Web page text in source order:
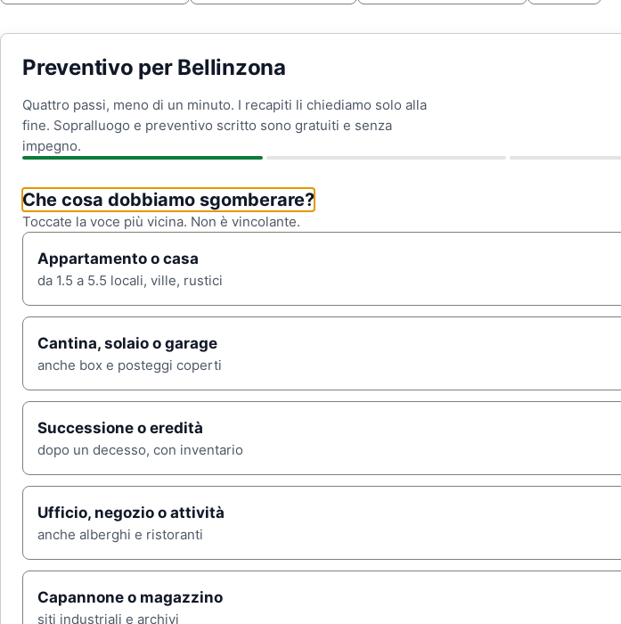
Preventivo per Bellinzona
Quattro passi, meno di un minuto. I recapiti li chiediamo solo alla
fine. Sopralluogo e preventivo scritto sono gratuiti e senza
impegno.
Che cosa dobbiamo sgomberare?
Toccate la voce più vicina. Non è vincolante.
Appartamento o casa
da 1.5 a 5.5 locali, ville, rustici
Cantina, solaio o garage
anche box e posteggi coperti
Successione o eredità
dopo un decesso, con inventario
Ufficio, negozio o attività
anche alberghi e ristoranti
Capannone o magazzino
siti industriali e archivi